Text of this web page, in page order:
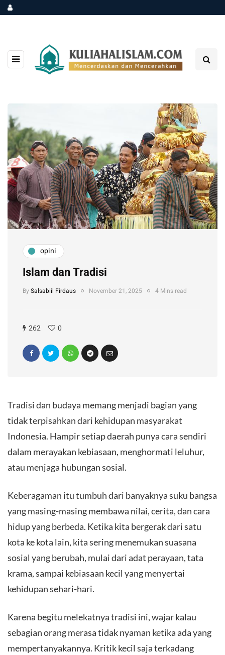
opini
Islam dan Tradisi
By Salsabiil Firdaus November 21, 2025 4 Mins read
262 0
Tradisi dan budaya memang menjadi bagian yang
tidak terpisahkan dari kehidupan masyarakat
Indonesia. Hampir setiap daerah punya cara sendiri
dalam merayakan kebiasaan, menghormati leluhur,
atau menjaga hubungan sosial.
Keberagaman itu tumbuh dari banyaknya suku bangsa
yang masing-masing membawa nilai, cerita, dan cara
hidup yang berbeda. Ketika kita bergerak dari satu
kota ke kota lain, kita sering menemukan suasana
sosial yang berubah, mulai dari adat perayaan, tata
krama, sampai kebiasaan kecil yang menyertai
kehidupan sehari-hari.
Karena begitu melekatnya tradisi ini, wajar kalau
sebagian orang merasa tidak nyaman ketika ada yang
mempertanyakannya. Kritik kecil saja terkadang